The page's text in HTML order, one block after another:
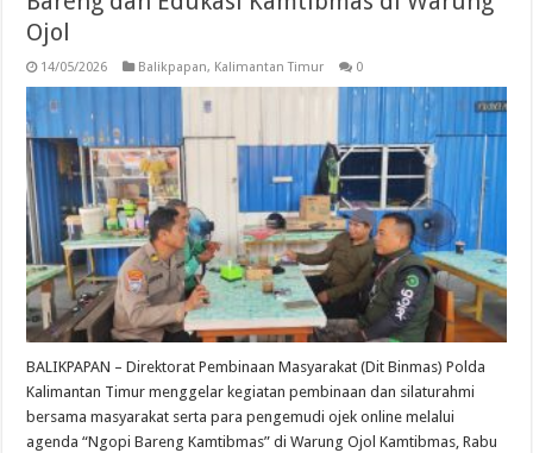
Ojol
14/05/2026 Balikpapan, Kalimantan Timur 0
BALIKPAPAN – Direktorat Pembinaan Masyarakat (Dit Binmas) Polda
Kalimantan Timur menggelar kegiatan pembinaan dan silaturahmi
bersama masyarakat serta para pengemudi ojek online melalui
agenda “Ngopi Bareng Kamtibmas” di Warung Ojol Kamtibmas, Rabu